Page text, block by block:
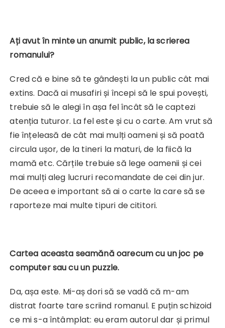
Ați avut în minte un anumit public, la scrierea
romanului?
Cred că e bine să te gândești la un public cât mai
extins. Dacă ai musafiri și începi să le spui povești,
trebuie să le alegi în așa fel încât să le captezi
atenția tuturor. La fel este și cu o carte. Am vrut să
fie înțeleasă de cât mai mulți oameni și să poată
circula ușor, de la tineri la maturi, de la fiică la
mamă etc. Cărțile trebuie să lege oamenii și cei
mai mulți aleg lucruri recomandate de cei din jur.
De aceea e important să ai o carte la care să se
raporteze mai multe tipuri de cititori.
Cartea aceasta seamănă oarecum cu un joc pe
computer sau cu un puzzle.
Da, așa este. Mi-aș dori să se vadă că m-am
distrat foarte tare scriind romanul. E puțin schizoid
ce mi s-a întâmplat: eu eram autorul dar și primul